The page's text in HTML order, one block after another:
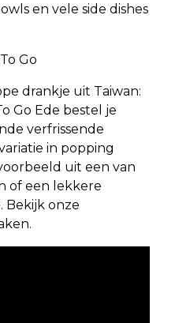
en vele side dishes
Go
drankje uit Taiwan:
Go Ede bestel je
verfrissende
in popping
uit een van
of een lekkere
Bekijk onze